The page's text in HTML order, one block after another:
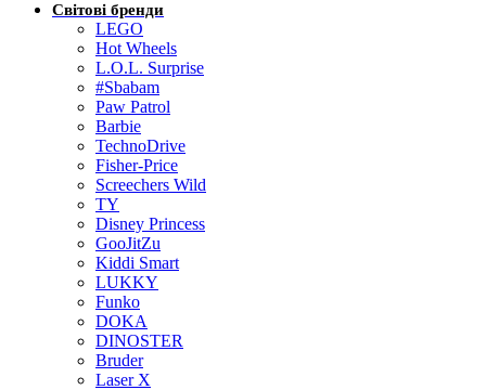
Світові бренди
LEGO
Hot Wheels
L.O.L. Surprise
#Sbabam
Paw Patrol
Barbie
TechnoDrive
Fisher-Price
Screechers Wild
TY
Disney Princess
GooJitZu
Kiddi Smart
LUKKY
Funko
DOKA
DINOSTER
Bruder
Laser X